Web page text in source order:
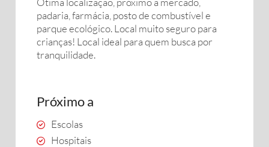
padaria, farmácia, posto de combustível e
parque ecológico. Local muito seguro para
crianças! Local ideal para quem busca por
tranquilidade.
Próximo a
Escolas
Hospitais